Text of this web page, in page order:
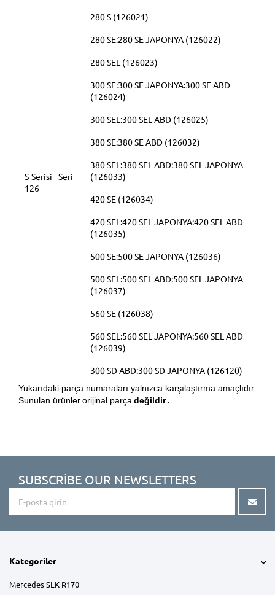
S-Serisi - Seri
126
280 S (126021)
280 SE:280 SE JAPONYA (126022)
280 SEL (126023)
300 SE:300 SE JAPONYA:300 SE ABD
(126024)
300 SEL:300 SEL ABD (126025)
380 SE:380 SE ABD (126032)
380 SEL:380 SEL ABD:380 SEL JAPONYA
(126033)
420 SE (126034)
420 SEL:420 SEL JAPONYA:420 SEL ABD
(126035)
500 SE:500 SE JAPONYA (126036)
500 SEL:500 SEL ABD:500 SEL JAPONYA
(126037)
560 SE (126038)
560 SEL:560 SEL JAPONYA:560 SEL ABD
(126039)
300 SD ABD:300 SD JAPONYA (126120)
Yukarıdaki parça numaraları yalnızca karşılaştırma amaçlıdır.
Sunulan ürünlerorijinal parça değildir.
SUBSCRIBE OUR NEWSLETTERS
Kategoriler
Mercedes SLK R170